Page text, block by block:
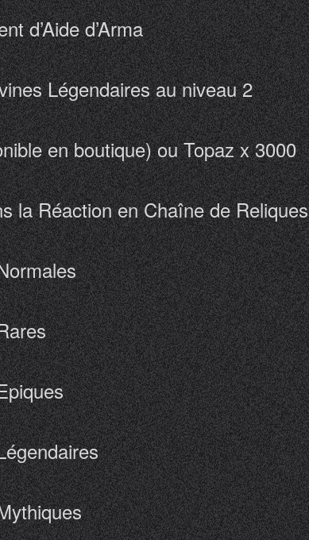
d’Aide d’Arma
Légendaires au niveau 2
en boutique) ou Topaz x 3000
la Réaction en Chaîne de Reliques